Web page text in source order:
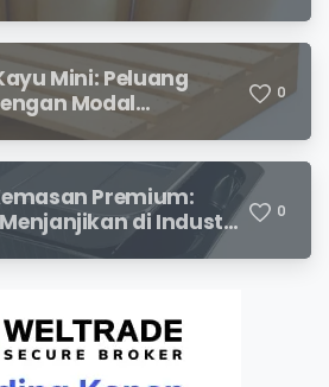
Mini: Peluang
Modal
Potensi Keuntungan
0
Premium:
di Industri
0